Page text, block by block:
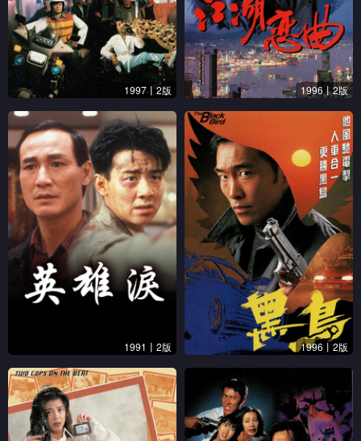
1997丨2版 1996丨2版
1991丨2版 1996丨2版